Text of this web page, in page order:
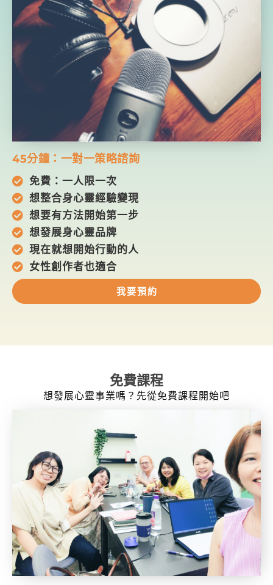
45分鐘：一對一策略諮詢
免費：一人限一次
想整合身心靈經驗變現
想要有方法開始第一步
想發展身心靈品牌
現在就想開始行動的人
女性創作者也適合
我要預約
免費課程
想發展心靈事業嗎？先從免費課程開始吧